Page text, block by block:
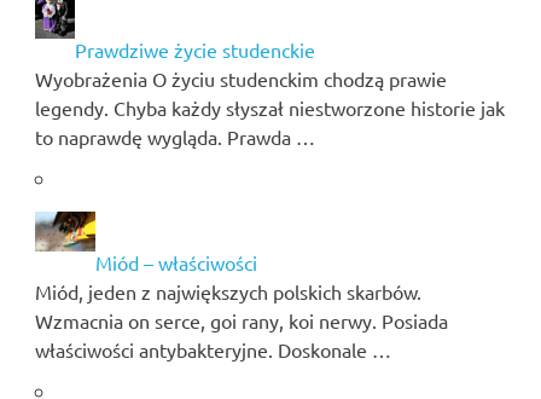
Prawdziwe życie studenckie
Wyobrażenia O życiu studenckim chodzą prawie
legendy. Chyba każdy słyszał niestworzone historie jak
to naprawdę wygląda. Prawda …
Miód – właściwości
Miód, jeden z największych polskich skarbów.
Wzmacnia on serce, goi rany, koi nerwy. Posiada
właściwości antybakteryjne. Doskonale …